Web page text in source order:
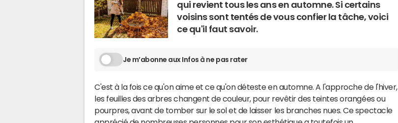
qui revient tous les ans en automne. Si certains
voisins sont tentés de vous confier la tâche, voici
ce qu'il faut savoir.
Je m’abonne aux Infos à ne pas rater
C'est à la fois ce qu'on aime et ce qu'on déteste en automne. A l'approche de l'hiver,
les feuilles des arbres changent de couleur, pour revêtir des teintes orangées ou
pourpres, avant de tomber sur le sol et de laisser les branches nues. Ce spectacle